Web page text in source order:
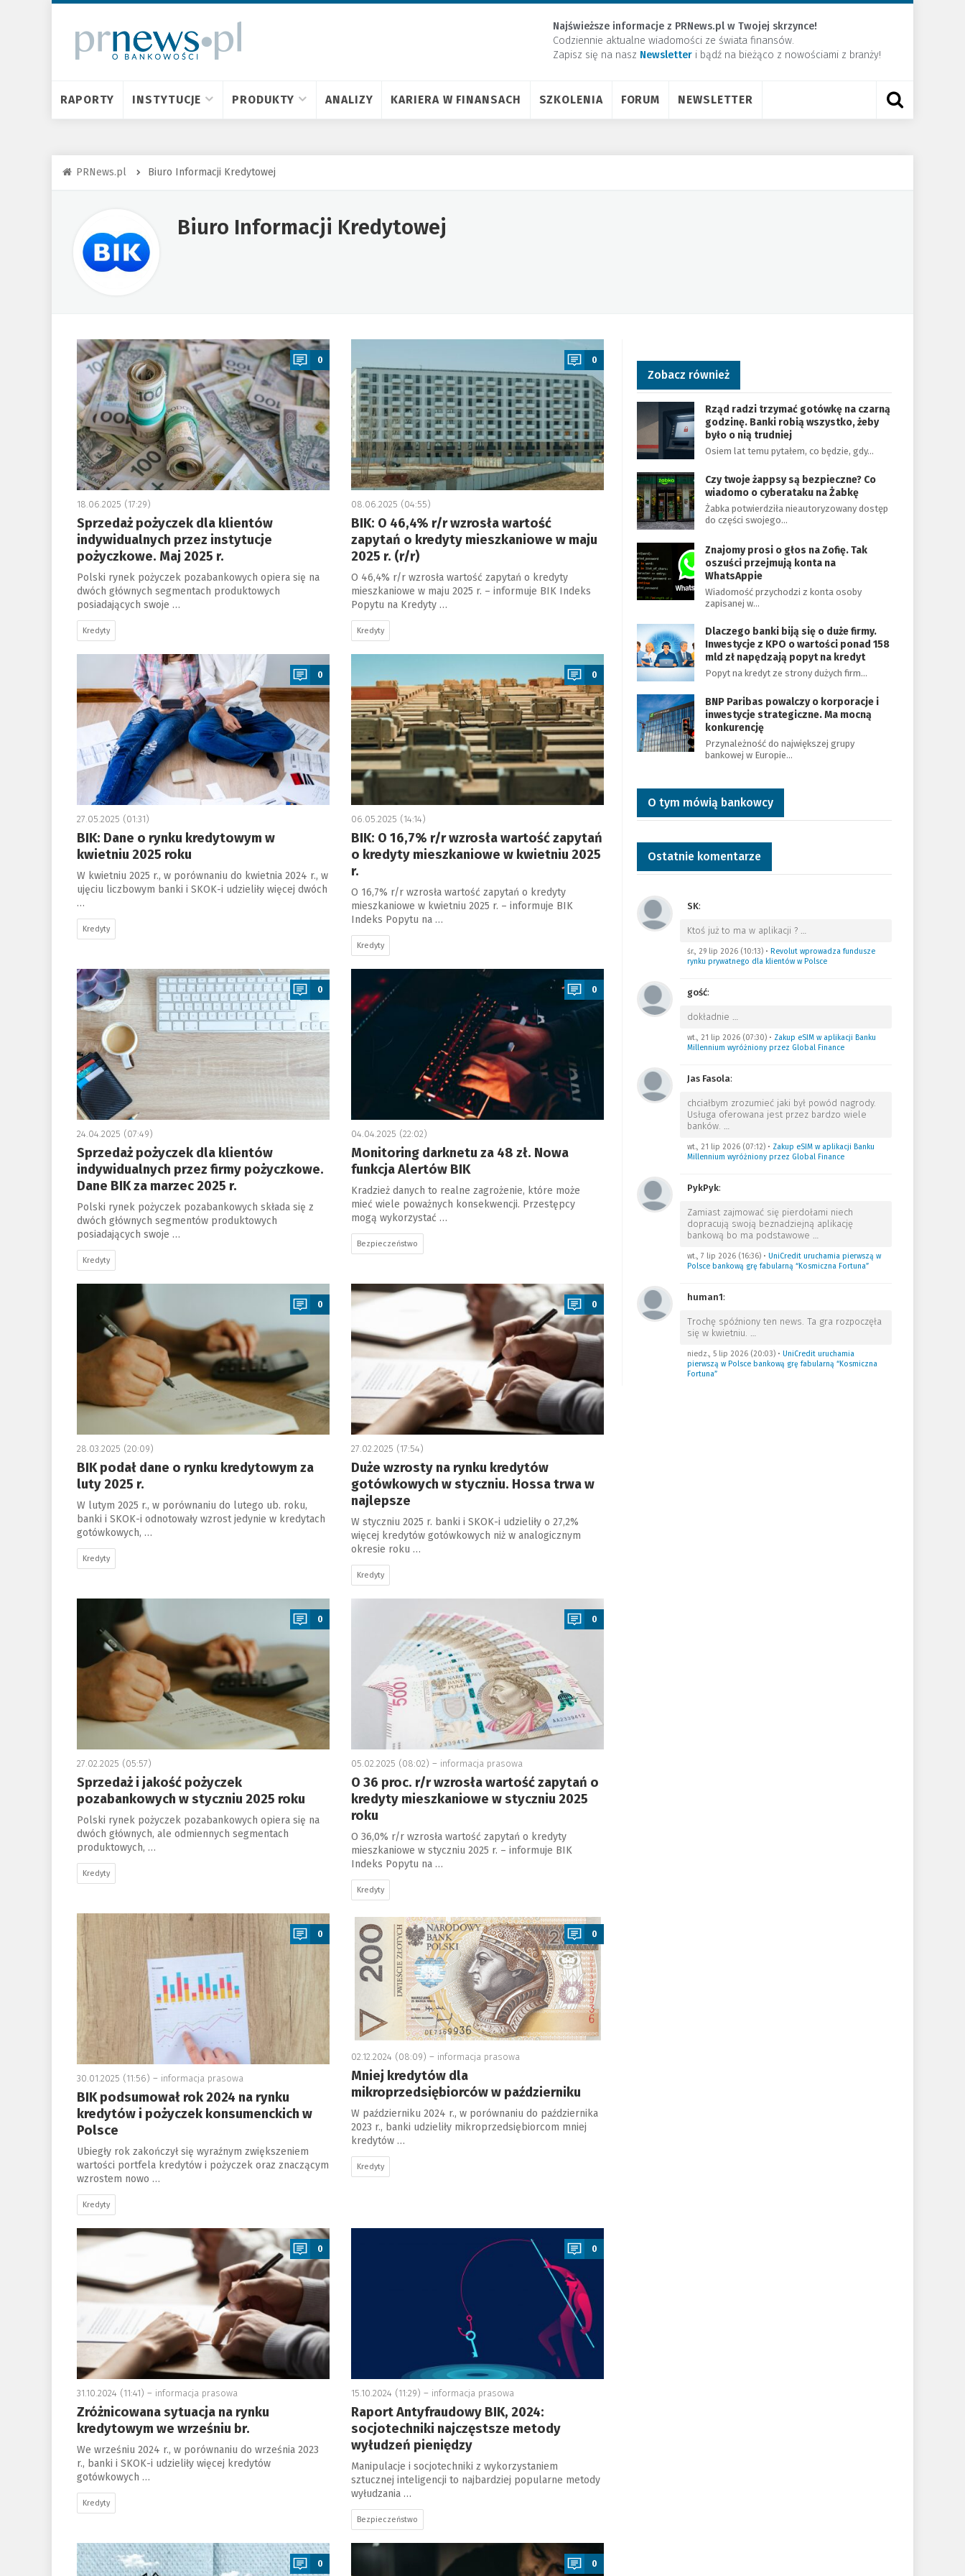
Najświeższe informacje z PRNews.pl w Twojej skrzynce!
Codziennie aktualne wiadomości ze świata finansów.
Zapisz się na nasz Newsletter ​i bądź na bieżąco z nowościami z branży!
RAPORTY INSTYTUCJE PRODUKTY ANALIZY KARIERA W FINANSACH SZKOLENIA FORUM NEWSLETTER
PRNews.pl Biuro Informacji Kredytowej
Biuro Informacji Kredytowej
a
0
18.06.2025 (17:29)
Sprzedaż pożyczek dla klientów
indywidualnych przez instytucje
pożyczkowe. Maj 2025 r.
Polski rynek pożyczek pozabankowych opiera się na
dwóch głównych segmentach produktowych
posiadających swoje …
Kredyty
a
0
08.06.2025 (04:55)
BIK: O 46,4% r/r wzrosła wartość
zapytań o kredyty mieszkaniowe w maju
2025 r. (r/r)
O 46,4% r/r wzrosła wartość zapytań o kredyty
mieszkaniowe w maju 2025 r. – informuje BIK Indeks
Popytu na Kredyty …
Kredyty
a
0
27.05.2025 (01:31)
BIK: Dane o rynku kredytowym w
kwietniu 2025 roku
W kwietniu 2025 r., w porównaniu do kwietnia 2024 r., w
ujęciu liczbowym banki i SKOK-i udzieliły więcej dwóch
…
Kredyty
a
0
06.05.2025 (14:14)
BIK: O 16,7% r/r wzrosła wartość zapytań
o kredyty mieszkaniowe w kwietniu 2025
r.
O 16,7% r/r wzrosła wartość zapytań o kredyty
mieszkaniowe w kwietniu 2025 r. – informuje BIK
Indeks Popytu na …
Kredyty
a
0
24.04.2025 (07:49)
Sprzedaż pożyczek dla klientów
indywidualnych przez firmy pożyczkowe.
Dane BIK za marzec 2025 r.
Polski rynek pożyczek pozabankowych składa się z
dwóch głównych segmentów produktowych
posiadających swoje …
Kredyty
a
0
04.04.2025 (22:02)
Monitoring darknetu za 48 zł. Nowa
funkcja Alertów BIK
Kradzież danych to realne zagrożenie, które może
mieć wiele poważnych konsekwencji. Przestępcy
mogą wykorzystać …
Bezpieczeństwo
a
0
28.03.2025 (20:09)
BIK podał dane o rynku kredytowym za
luty 2025 r.
W lutym 2025 r., w porównaniu do lutego ub. roku,
banki i SKOK-i odnotowały wzrost jedynie w kredytach
gotówkowych, …
Kredyty
a
0
27.02.2025 (17:54)
Duże wzrosty na rynku kredytów
gotówkowych w styczniu. Hossa trwa w
najlepsze
W styczniu 2025 r. banki i SKOK-i udzieliły o 27,2%
więcej kredytów gotówkowych niż w analogicznym
okresie roku …
Kredyty
a
0
27.02.2025 (05:57)
Sprzedaż i jakość pożyczek
pozabankowych w styczniu 2025 roku
Polski rynek pożyczek pozabankowych opiera się na
dwóch głównych, ale odmiennych segmentach
produktowych, …
Kredyty
a
0
05.02.2025 (08:02) – informacja prasowa
O 36 proc. r/r wzrosła wartość zapytań o
kredyty mieszkaniowe w styczniu 2025
roku
O 36,0% r/r wzrosła wartość zapytań o kredyty
mieszkaniowe w styczniu 2025 r. – informuje BIK
Indeks Popytu na …
Kredyty
a
0
30.01.2025 (11:56) – informacja prasowa
BIK podsumował rok 2024 na rynku
kredytów i pożyczek konsumenckich w
Polsce
Ubiegły rok zakończył się wyraźnym zwiększeniem
wartości portfela kredytów i pożyczek oraz znaczącym
wzrostem nowo …
Kredyty
0
02.12.2024 (08:09) – informacja prasowa
Mniej kredytów dla
mikroprzedsiębiorców w październiku
W październiku 2024 r., w porównaniu do października
2023 r., banki udzieliły mikroprzedsiębiorcom mniej
kredytów …
Kredyty
a
0
31.10.2024 (11:41) – informacja prasowa
Zróżnicowana sytuacja na rynku
kredytowym we wrześniu br.
We wrześniu 2024 r., w porównaniu do września 2023
r., banki i SKOK-i udzieliły więcej kredytów
gotówkowych …
Kredyty
a
0
15.10.2024 (11:29) – informacja prasowa
Raport Antyfraudowy BIK, 2024:
socjotechniki najczęstsze metody
wyłudzeń pieniędzy
Manipulacje i socjotechniki z wykorzystaniem
sztucznej inteligencji to najbardziej popularne metody
wyłudzania …
Bezpieczeństwo
a
0
a
0
Zobacz również
Rząd radzi trzymać gotówkę na czarną
godzinę. Banki robią wszystko, żeby
było o nią trudniej
Osiem lat temu pytałem, co będzie, gdy…
Czy twoje żappsy są bezpieczne? Co
wiadomo o cyberataku na Żabkę
Żabka potwierdziła nieautoryzowany dostęp
do części swojego…
Znajomy prosi o głos na Zofię. Tak
oszuści przejmują konta na
WhatsAppie
Wiadomość przychodzi z konta osoby
zapisanej w…
Dlaczego banki biją się o duże firmy.
Inwestycje z KPO o wartości ponad 158
mld zł napędzają popyt na kredyt
Popyt na kredyt ze strony dużych firm…
BNP Paribas powalczy o korporacje i
inwestycje strategiczne. Ma mocną
konkurencję
Przynależność do największej grupy
bankowej w Europie…
O tym mówią bankowcy
Ostatnie komentarze
SK:
Ktoś już to ma w aplikacji ? …
śr., 29 lip 2026 (10:13)• Revolut wprowadza fundusze
rynku prywatnego dla klientów w Polsce
gość:
dokładnie …
wt., 21 lip 2026 (07:30)• Zakup eSIM w aplikacji Banku
Millennium wyróżniony przez Global Finance
Jas Fasola:
chciałbym zrozumieć jaki był powód nagrody.
Usługa oferowana jest przez bardzo wiele
banków. …
wt., 21 lip 2026 (07:12)• Zakup eSIM w aplikacji Banku
Millennium wyróżniony przez Global Finance
PykPyk:
Zamiast zajmować się pierdołami niech
dopracują swoją beznadziejną aplikację
bankową bo ma podstawowe …
wt., 7 lip 2026 (16:36)• UniCredit uruchamia pierwszą w
Polsce bankową grę fabularną “Kosmiczna Fortuna”
human1:
Trochę spóźniony ten news. Ta gra rozpoczęła
się w kwietniu. …
niedz., 5 lip 2026 (20:03)• UniCredit uruchamia
pierwszą w Polsce bankową grę fabularną “Kosmiczna
Fortuna”